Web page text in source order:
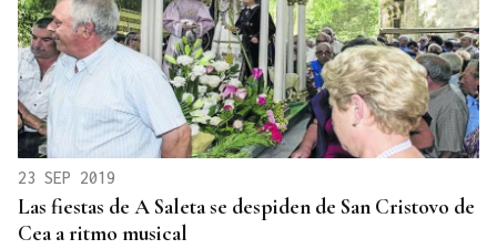
23 SEP 2019
Las fiestas de A Saleta se despiden de San Cristovo de
Cea a ritmo musical